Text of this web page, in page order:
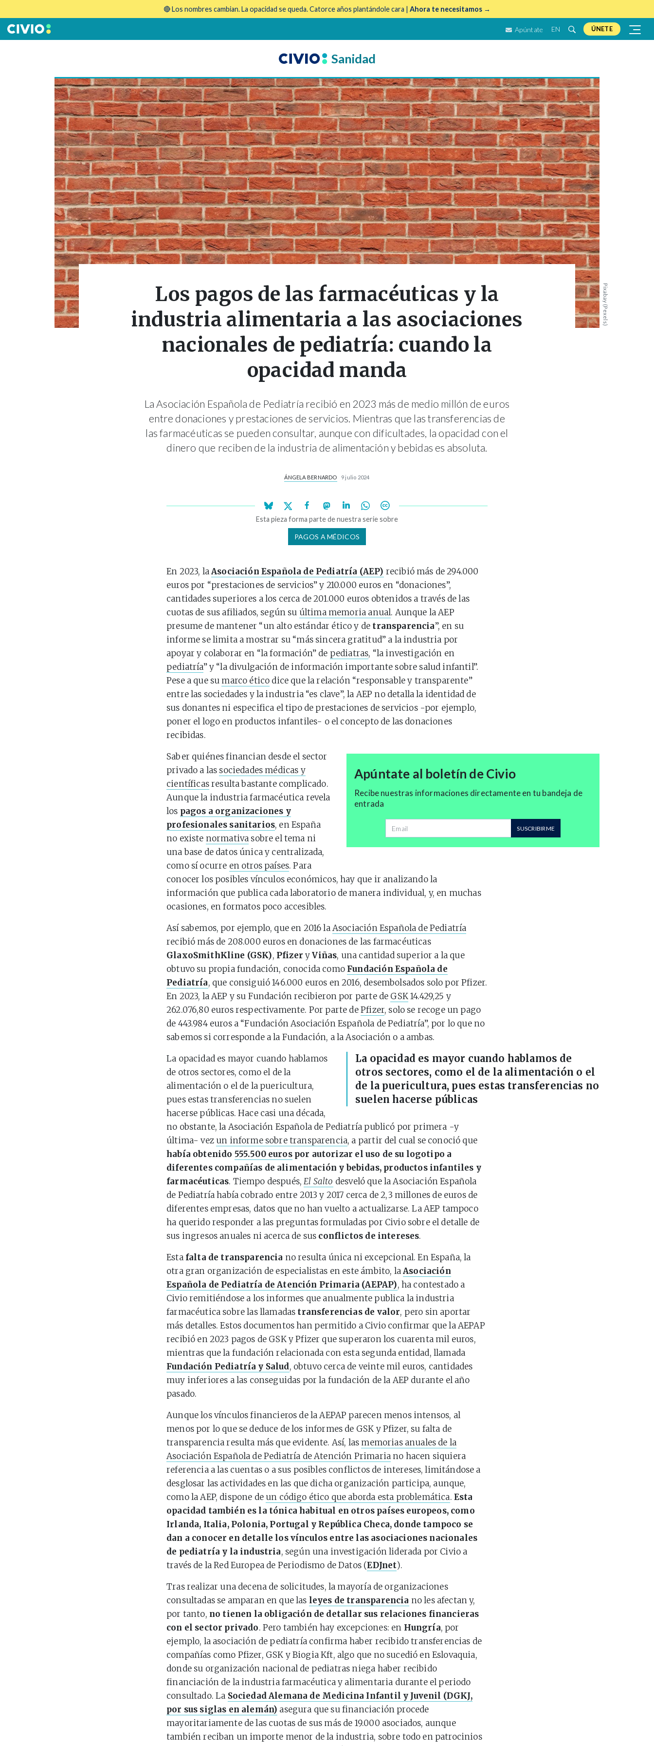
🔴 Los nombres cambian. La opacidad se queda. Catorce años plantándole cara | Ahora te necesitamos →
Apúntate EN ÚNETE
Sanidad
Pixabay (Pexels)
Los pagos de las farmacéuticas y la
industria alimentaria a las asociaciones
nacionales de pediatría: cuando la
opacidad manda
La Asociación Española de Pediatría recibió en 2023 más de medio millón de euros
entre donaciones y prestaciones de servicios. Mientras que las transferencias de
las farmacéuticas se pueden consultar, aunque con dificultades, la opacidad con el
dinero que reciben de la industria de alimentación y bebidas es absoluta.
ÁNGELA BERNARDO 9 julio 2024
Esta pieza forma parte de nuestra serie sobre
PAGOS A MÉDICOS
En 2023, laAsociación Española de Pediatría (AEP) recibió más de 294.000
euros por “prestaciones de servicios” y 210.000 euros en “donaciones”,
cantidades superiores a los cerca de 201.000 euros obtenidos a través de las
cuotas de sus afiliados, según su última memoria anual. Aunque la AEP
presume de mantener “un alto estándar ético y de transparencia”, en su
informe se limita a mostrar su “más sincera gratitud” a la industria por
apoyar y colaborar en “la formación” de pediatras, “la investigación en
pediatría” y “la divulgación de información importante sobre salud infantil”.
Pese a que su marco ético dice que la relación “responsable y transparente”
entre las sociedades y la industria “es clave”, la AEP no detalla la identidad de
sus donantes ni especifica el tipo de prestaciones de servicios -por ejemplo,
poner el logo en productos infantiles- o el concepto de las donaciones
recibidas.
Apúntate al boletín de Civio
Recibe nuestras informaciones directamente en tu bandeja de
entrada
Dirección de correo SUSCRIBIRME
Saber quiénes financian desde el sector
privado a las sociedades médicas y
científicasresulta bastante complicado.
Aunque la industria farmacéutica revela
los pagos a organizaciones y
profesionales sanitarios, en España
no existe normativa sobre el tema ni
una base de datos única y centralizada,
como sí ocurre en otros países. Para
conocer los posibles vínculos económicos, hay que ir analizando la
información que publica cada laboratorio de manera individual, y, en muchas
ocasiones, en formatos poco accesibles.
Así sabemos, por ejemplo, que en 2016 laAsociación Española de Pediatría
recibió más de 208.000 euros en donaciones de las farmacéuticas
GlaxoSmithKline (GSK), Pfizer yViñas, una cantidad superior a la que
obtuvo su propia fundación, conocida como Fundación Española de
Pediatría, que consiguió 146.000 euros en 2016, desembolsados solo por Pfizer.
En 2023, la AEP y su Fundación recibieron por parte de GSK14.429,25 y
262.076,80 euros respectivamente. Por parte dePfizer, solo se recoge un pago
de 443.984 euros a “Fundación Asociación Española de Pediatría”, por lo que no
sabemos si corresponde a la Fundación, a la Asociación o a ambas.
La opacidad es mayor cuando hablamos de
otros sectores, como el de la alimentación o el
de la puericultura, pues estas transferencias no
suelen hacerse públicas
La opacidad es mayor cuando hablamos
de otros sectores, como el de la
alimentación o el de la puericultura,
pues estas transferencias no suelen
hacerse públicas. Hace casi una década,
no obstante, la Asociación Española de Pediatría publicó por primera -y
última- vez un informe sobre transparencia, a partir del cual se conoció que
había obtenido 555.500 eurospor autorizar el uso de su logotipo a
diferentes compañías de alimentación y bebidas, productos infantiles y
farmacéuticas. Tiempo después,El Salto desveló que la Asociación Española
de Pediatría había cobrado entre 2013 y 2017 cerca de 2,3 millones de euros de
diferentes empresas, datos que no han vuelto a actualizarse. La AEP tampoco
ha querido responder a las preguntas formuladas por Civio sobre el detalle de
sus ingresos anuales ni acerca de sus conflictos de intereses.
Esta falta de transparencia no resulta única ni excepcional. En España, la
otra gran organización de especialistas en este ámbito, laAsociación
Española de Pediatría de Atención Primaria (AEPAP), ha contestado a
Civio remitiéndose a los informes que anualmente publica la industria
farmacéutica sobre las llamadas transferencias de valor, pero sin aportar
más detalles. Estos documentos han permitido a Civio confirmar que la AEPAP
recibió en 2023 pagos de GSK y Pfizer que superaron los cuarenta mil euros,
mientras que la fundación relacionada con esta segunda entidad, llamada
Fundación Pediatría y Salud, obtuvo cerca de veinte mil euros, cantidades
muy inferiores a las conseguidas por la fundación de la AEP durante el año
pasado.
Aunque los vínculos financieros de la AEPAP parecen menos intensos, al
menos por lo que se deduce de los informes de GSK y Pfizer, su falta de
transparencia resulta más que evidente. Así, las memorias anuales de la
Asociación Española de Pediatría de Atención Primaria no hacen siquiera
referencia a las cuentas o a sus posibles conflictos de intereses, limitándose a
desglosar las actividades en las que dicha organización participa, aunque,
como la AEP, dispone de un código ético que aborda esta problemática. Esta
opacidad también es la tónica habitual en otros países europeos, como
Irlanda, Italia, Polonia, Portugal y República Checa, donde tampoco se
dan a conocer en detalle los vínculos entre las asociaciones nacionales
de pediatría y la industria, según una investigación liderada por Civio a
través de la Red Europea de Periodismo de Datos (EDJnet).
Tras realizar una decena de solicitudes, la mayoría de organizaciones
consultadas se amparan en que las leyes de transparencia no les afectan y,
por tanto, no tienen la obligación de detallar sus relaciones financieras
con el sector privado. Pero también hay excepciones: en Hungría, por
ejemplo, la asociación de pediatría confirma haber recibido transferencias de
compañías como Pfizer, GSK y Biogia Kft, algo que no sucedió en Eslovaquia,
donde su organización nacional de pediatras niega haber recibido
financiación de la industria farmacéutica y alimentaria durante el periodo
consultado. La Sociedad Alemana de Medicina Infantil y Juvenil (DGKJ,
por sus siglas en alemán) asegura que su financiación procede
mayoritariamente de las cuotas de sus más de 19.000 asociados, aunque
también reciban un importe menor de la industria, sobre todo en patrocinios